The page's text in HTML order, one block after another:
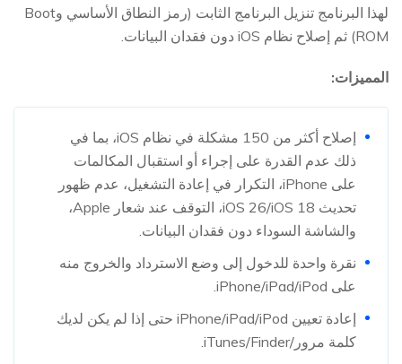
لهذا البرنامج تنزيل البرنامج الثابت (رمز النطاق الأساسي وBoot
ROM) ثم إصلاح نظام iOS دون فقدان البيانات.
المميزات:
إصلاح أكثر من 150 مشكلة في نظام iOS، بما في
ذلك عدم القدرة على إجراء أو استقبال المكالمات
على iPhone، التكرار في إعادة التشغيل، عدم ظهور
تحديث iOS 26/iOS 18، التوقف عند شعار Apple،
والشاشة السوداء دون فقدان البيانات.
نقرة واحدة للدخول إلى وضع الاسترداد والخروج منه
على iPhone/iPad/iPod.
إعادة تعيين iPhone/iPad/iPod حتى إذا لم يكن لديك
كلمة مرور/iTunes/Finder.